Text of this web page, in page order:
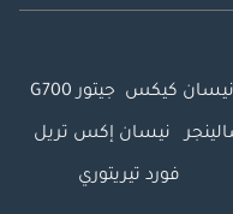
نيسان كيكس جيتور G700
نيسان إكس تريل
فورد تيريتوري